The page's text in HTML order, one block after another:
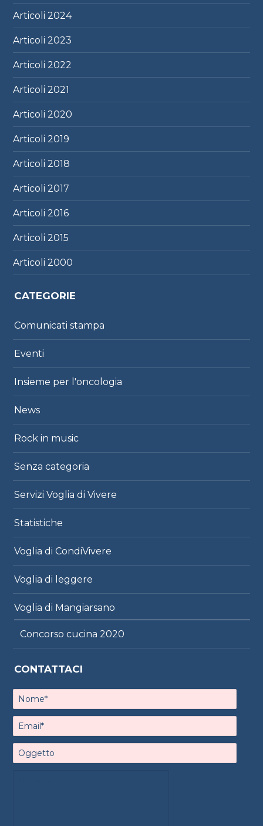
Articoli2024
Articoli2023
Articoli2022
Articoli2021
Articoli2020
Articoli2019
Articoli2018
Articoli2017
Articoli2016
Articoli2015
Articoli2000
CATEGORIE
Comunicati stampa
Eventi
Insieme per l'oncologia
News
Rock in music
Senza categoria
Servizi Voglia di Vivere
Statistiche
Voglia di CondiVivere
Voglia di leggere
Voglia di Mangiarsano
Concorso cucina 2020
CONTATTACI